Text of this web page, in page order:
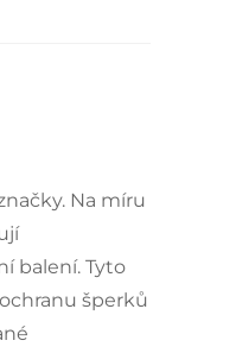
Na míru
balení. Tyto
šperků